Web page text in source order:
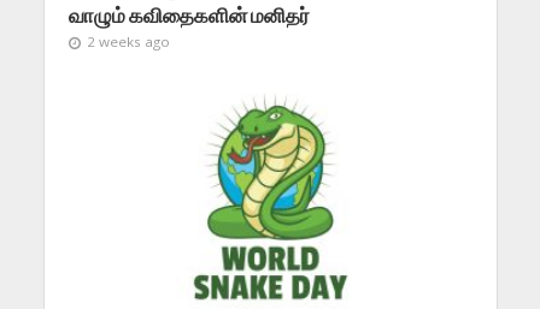
வாழும் கவிதைகளின் மனிதர்
2 weeks ago